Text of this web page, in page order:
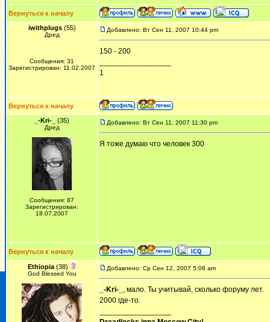
Вернуться к началу
iwithplugs(55)
Дред
Сообщения: 31
Зарегистрирован: 11.02.2007
Добавлено: Вт Сен 11, 2007 10:44 pm
150 - 200
1
Вернуться к началу
_-Kri-_
(35)
Дред
Сообщения: 87
Зарегистрирован:
18.07.2007
Добавлено: Вт Сен 11, 2007 11:30 pm
Я тоже думаю что человек 300
Вернуться к началу
Ethiopia(38)
God Blessed You
Добавлено: Ср Сен 12, 2007 5:08 am
_-Kri-_ , мало. Ты учитывай, сколько форуму лет.
2000 где-то.